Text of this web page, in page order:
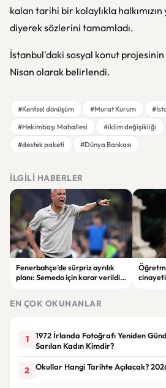
kalan tarihi bir kolaylıkla halkımızın
diyerek sözlerini tamamladı.
İstanbul'daki sosyal konut
Nisan olarak belirlendi.
#Kentsel dönüşüm #Murat Kurum
#Hekimbaşı Mahallesi
#iklim değişikliği
#destek paketi
#Dünya Bankası
İLGILI HABERLER
Fenerbahçe’de sürpriz ayrılık
planı: Semedo için karar verildi
EN ÇOK OKUNANLAR
1
1972 İrlanda Fotoğrafı Yeniden
Sarılan Kadın Kimdir?
2 Okullar Hangi Tarihte Açılacak?